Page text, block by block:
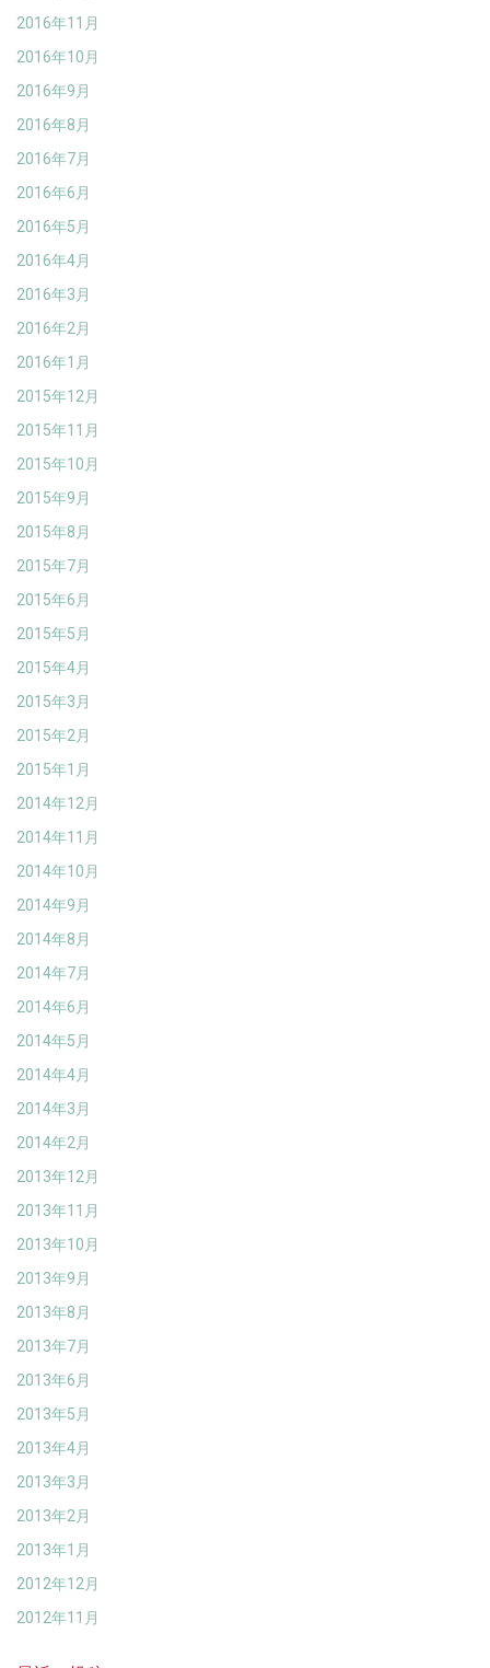
2016年11月
2016年10月
2016年9月
2016年8月
2016年7月
2016年6月
2016年5月
2016年4月
2016年3月
2016年2月
2016年1月
2015年12月
2015年11月
2015年10月
2015年9月
2015年8月
2015年7月
2015年6月
2015年5月
2015年4月
2015年3月
2015年2月
2015年1月
2014年12月
2014年11月
2014年10月
2014年9月
2014年8月
2014年7月
2014年6月
2014年5月
2014年4月
2014年3月
2014年2月
2013年12月
2013年11月
2013年10月
2013年9月
2013年8月
2013年7月
2013年6月
2013年5月
2013年4月
2013年3月
2013年2月
2013年1月
2012年12月
2012年11月